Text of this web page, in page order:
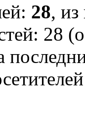
28, из
28